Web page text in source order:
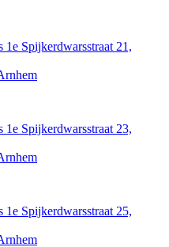
1e Spijkerdwarsstraat 21,
1e Spijkerdwarsstraat 23,
1e Spijkerdwarsstraat 25,